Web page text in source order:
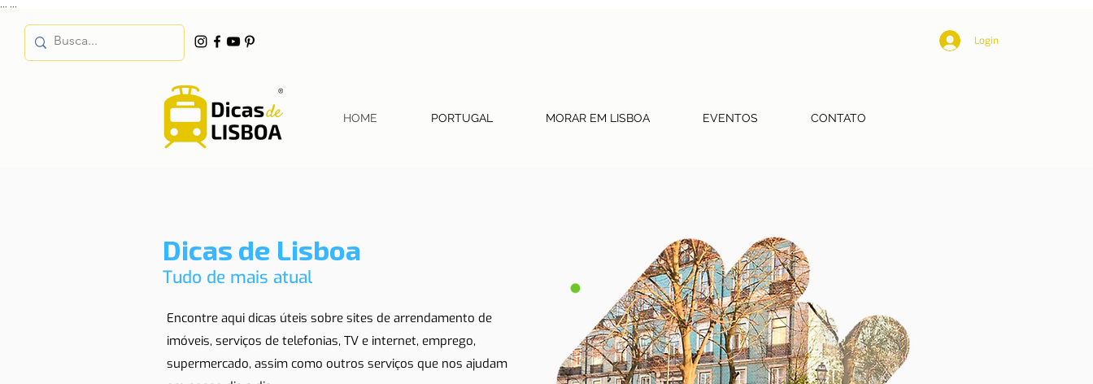
Login
HOME PORTUGAL MORAR EM LISBOA EVENTOS CONTATO
Dicas de Lisboa
Tudo de mais atual
Encontre aqui dicas úteis sobre sites de arrendamento de
imóveis, serviços de telefonias, TV e internet, emprego,
supermercado, assim como outros serviços que nos ajudam